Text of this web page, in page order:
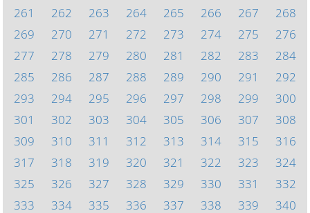
261
262 263 264 265 266 267
268
269
270 271 272 273 274 275
276
277
278 279 280 281 282 283
284
285
286 287 288 289 290 291
292
293
294 295 296 297 298 299
300
301
302 303 304 305 306 307
308
309
310 311 312 313 314 315
316
317
318 319 320 321 322 323
324
325
326 327 328 329 330 331
332
333
334 335 336 337 338 339 340